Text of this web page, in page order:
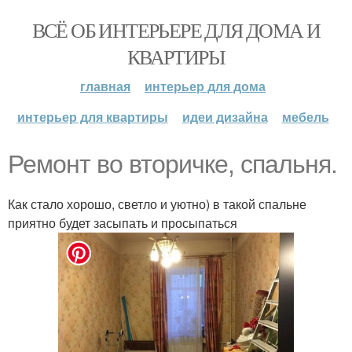
ВСЁ ОБ ИНТЕРЬЕРЕ ДЛЯ ДОМА И
КВАРТИРЫ
главная
интерьер для дома
интерьер для квартиры
идеи дизайна мебель
Ремонт во вторичке, спальня.
Как стало хорошо, светло и уютно) в такой спальне
приятно будет засыпать и просыпаться